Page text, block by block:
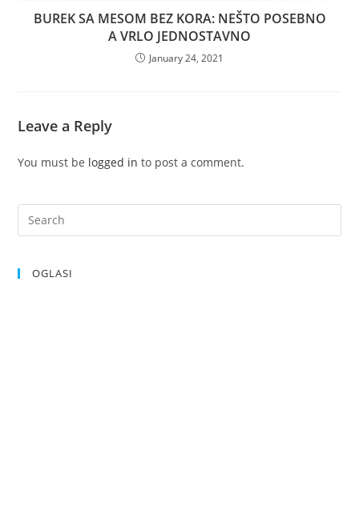
BUREK SA MESOM BEZ KORA: NEŠTO POSEBNO
A VRLO JEDNOSTAVNO
January 24, 2021
Leave a Reply
You must be logged in to post a comment.
OGLASI